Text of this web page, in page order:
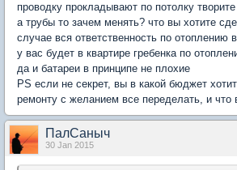
проводку прокладывают по потолку творите
а трубы то зачем менять? что вы хотите
случае вся ответственность по отоплению
у вас будет в квартире гребенка по
да и батареи в принципе не плохие
PS если не секрет, вы в какой бюджет
ремонту с желанием все переделать, и что
ПалСаныч
30 Jan 2015